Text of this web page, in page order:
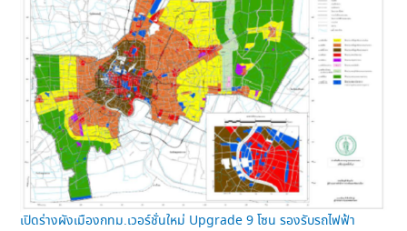
เปิดร่างผังเมืองกทม.เวอร์ชั่นใหม่ Upgrade 9 โซน รองรับรถไฟฟ้า